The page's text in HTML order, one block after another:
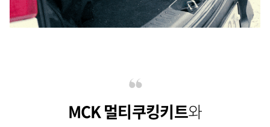
MCK 멀티쿠킹키트와